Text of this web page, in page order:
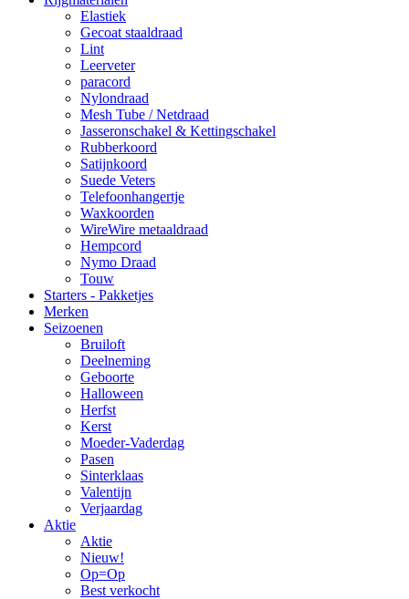
Elastiek
Gecoat staaldraad
Lint
Leerveter
paracord
Nylondraad
Mesh Tube / Netdraad
Jasseronschakel & Kettingschakel
Rubberkoord
Satijnkoord
Suede Veters
Telefoonhangertje
Waxkoorden
WireWire metaaldraad
Hempcord
Nymo Draad
Touw
Starters - Pakketjes
Merken
Seizoenen
Bruiloft
Deelneming
Geboorte
Halloween
Herfst
Kerst
Moeder-Vaderdag
Pasen
Sinterklaas
Valentijn
Verjaardag
Aktie
Aktie
Nieuw!
Op=Op
Best verkocht